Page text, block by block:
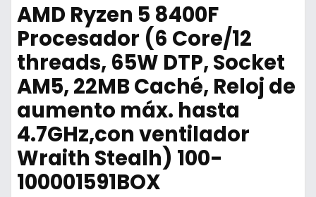
AMD Ryzen 5 8400F
Procesador (6 Core/12
threads, 65W DTP, Socket
AM5, 22MB Caché, Reloj de
aumento máx. hasta
4.7GHz,con ventilador
Wraith Stealh) 100-
100001591BOX